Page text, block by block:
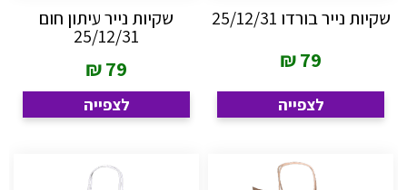
שקיות נייר בורדו 25/12/31
79
₪
לצפייה
שקיות נייר עיתון חום
25/12/31
79
₪
לצפייה